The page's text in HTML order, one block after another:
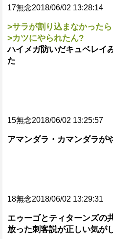
17無念2018/06/02 13:28:14
>サラが割り込まなかったら
>カツにやられたん?
ハイメガ防いだキュベレイ
た
15無念2018/06/02 13:25:57
アマンダラ・カマンダラが
18無念2018/06/02 13:29:31
エゥーゴとティターンズの
放った刺客説が正しい気が